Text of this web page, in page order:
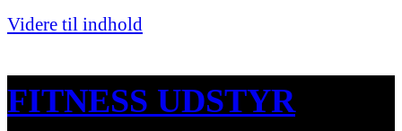
Videre til indhold
FITNESS UDSTYR